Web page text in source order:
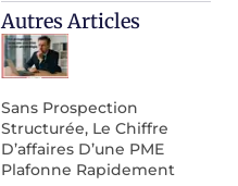
Autres Articles
Sans Prospection
Structurée, Le Chiffre
D’affaires D’une PME
Plafonne Rapidement